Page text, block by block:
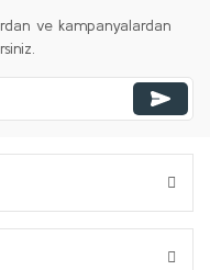
ve kampanyalardan